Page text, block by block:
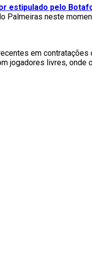
estipulado pelo
Palmeiras neste
em contratações
jogadores livres,